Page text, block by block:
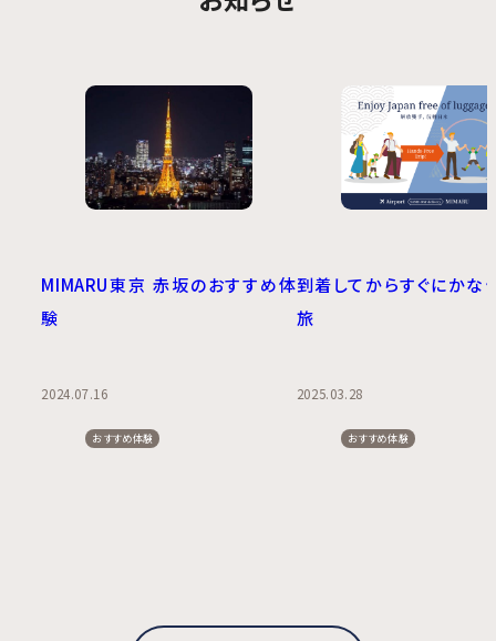
MIMARU東京 赤坂のおすすめ体
験
おすすめ体験
2024.07.16
到着してからすぐにかな
旅
おすすめ体験
2025.03.28